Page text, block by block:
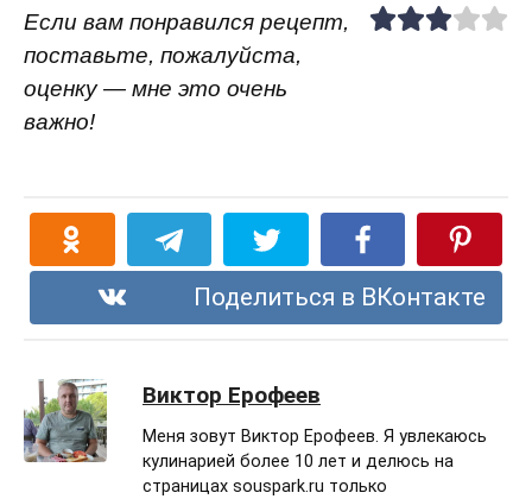
Если вам понравился рецепт,
поставьте, пожалуйста,
оценку — мне это очень
важно!
Поделиться в ВКонтакте
Виктор Ерофеев
Меня зовут Виктор Ерофеев. Я увлекаюсь
кулинарией более 10 лет и делюсь на
страницах souspark.ru только